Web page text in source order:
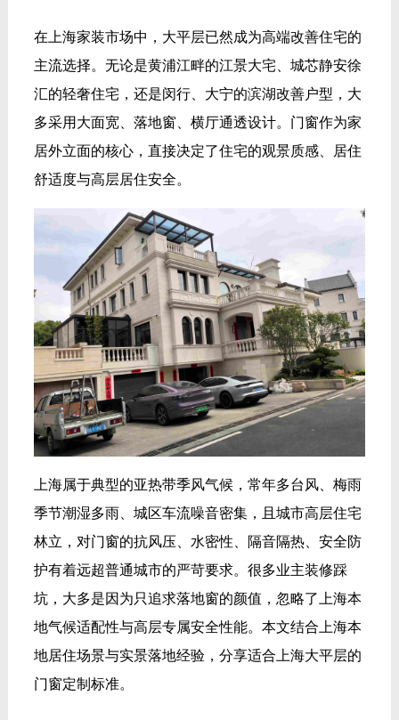
在上海家装市场中，大平层已然成为高端改善住宅的
主流选择。无论是黄浦江畔的江景大宅、城芯静安徐
汇的轻奢住宅，还是闵行、大宁的滨湖改善户型，大
多采用大面宽、落地窗、横厅通透设计。门窗作为家
居外立面的核心，直接决定了住宅的观景质感、居住
舒适度与高层居住安全。
上海属于典型的亚热带季风气候，常年多台风、梅雨
季节潮湿多雨、城区车流噪音密集，且城市高层住宅
林立，对门窗的抗风压、水密性、隔音隔热、安全防
护有着远超普通城市的严苛要求。很多业主装修踩
坑，大多是因为只追求落地窗的颜值，忽略了上海本
地气候适配性与高层专属安全性能。本文结合上海本
地居住场景与实景落地经验，分享适合上海大平层的
门窗定制标准。